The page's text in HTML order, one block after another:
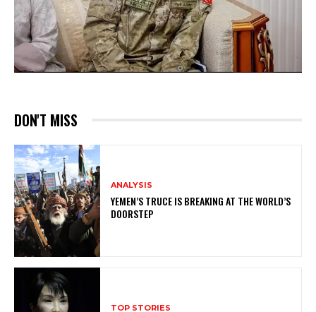
DON'T MISS
ANALYSIS
YEMEN’S TRUCE IS BREAKING AT THE WORLD’S
DOORSTEP
TOP STORIES